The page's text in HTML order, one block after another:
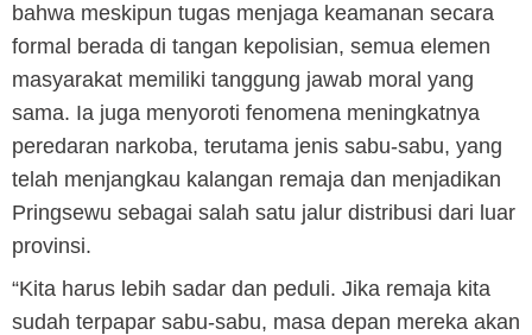
bahwa meskipun tugas menjaga keamanan secara
formal berada di tangan kepolisian, semua elemen
masyarakat memiliki tanggung jawab moral yang
sama. Ia juga menyoroti fenomena meningkatnya
peredaran narkoba, terutama jenis sabu-sabu, yang
telah menjangkau kalangan remaja dan menjadikan
Pringsewu sebagai salah satu jalur distribusi dari luar
provinsi.
“Kita harus lebih sadar dan peduli. Jika remaja kita
sudah terpapar sabu-sabu, masa depan mereka akan